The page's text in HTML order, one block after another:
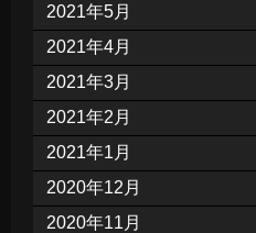
2021年5月
2021年4月
2021年3月
2021年2月
2021年1月
2020年12月
2020年11月